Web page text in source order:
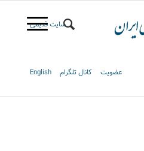
سایت قدیمی
عضویت کانال تلگرام English